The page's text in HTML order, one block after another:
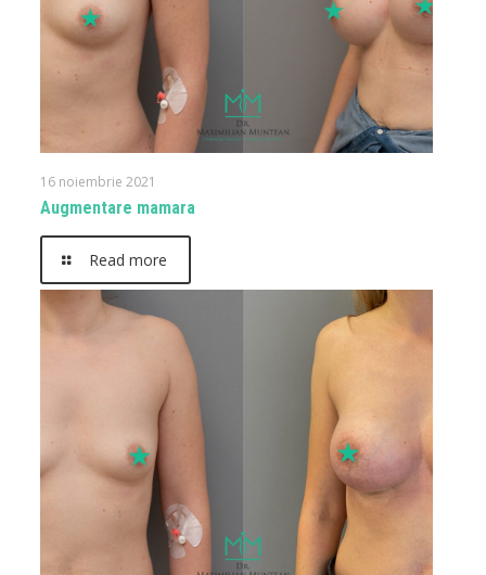
16 noiembrie 2021
Augmentare mamara
Read more